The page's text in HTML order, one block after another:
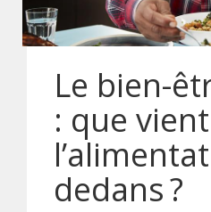
Le bien-
: que
dedans ?